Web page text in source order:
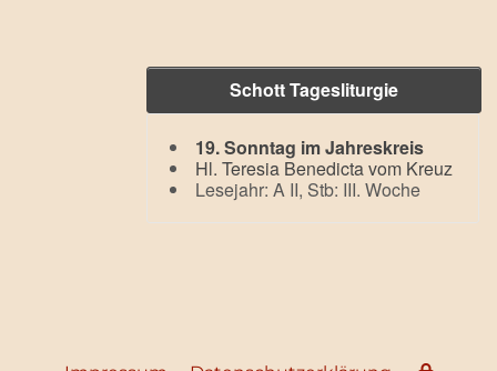
Schott Tagesliturgie
19. Sonntag im Jahreskreis
Hl. Teresia Benedicta vom Kreuz
Lesejahr: A II, Stb: III. Woche